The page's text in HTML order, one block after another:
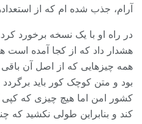
آرام، جذب شده ام که از
در راه او با یک نسخه برخورد
هشدار داد که از کجا آمده است
همه چیزهایی که از اصل آن
بود و متن کوچک کور باید
کشور امن اما هیچ چیزی که کپی
کند و بنابراین طولی نکشید که